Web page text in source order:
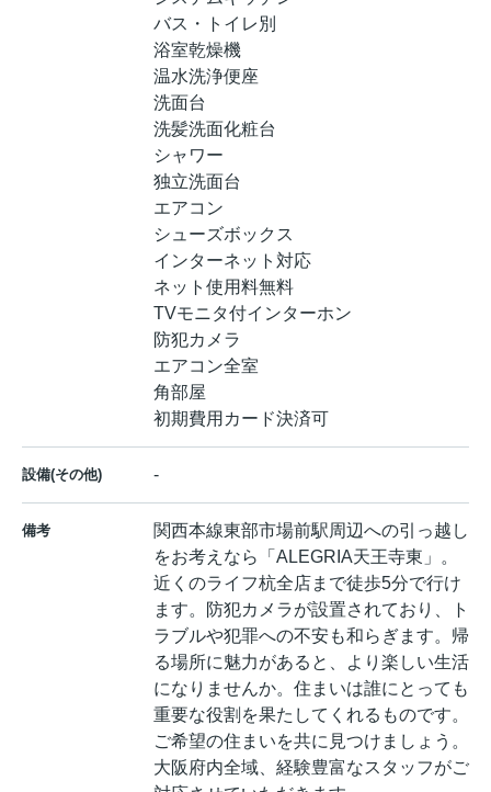
バス・トイレ別
浴室乾燥機
温水洗浄便座
洗面台
洗髪洗面化粧台
シャワー
独立洗面台
エアコン
シューズボックス
インターネット対応
ネット使用料無料
TVモニタ付インターホン
防犯カメラ
エアコン全室
角部屋
初期費用カード決済可
設備(その他) -
備考
関西本線東部市場前駅周辺への引っ越し
をお考えなら「ALEGRIA天王寺東」。
近くのライフ杭全店まで徒歩5分で行け
ます。防犯カメラが設置されており、ト
ラブルや犯罪への不安も和らぎます。帰
る場所に魅力があると、より楽しい生活
になりませんか。住まいは誰にとっても
重要な役割を果たしてくれるものです。
ご希望の住まいを共に見つけましょう。
大阪府内全域、経験豊富なスタッフがご